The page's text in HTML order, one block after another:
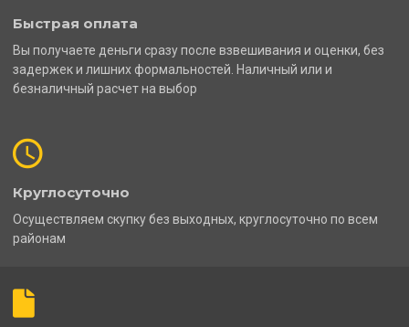
Быстрая оплата
Вы получаете деньги сразу после взвешивания и оценки, без
задержек и лишних формальностей. Наличный или и
безналичный расчет на выбор
Круглосуточно
Осуществляем скупку без выходных, круглосуточно по всем
районам